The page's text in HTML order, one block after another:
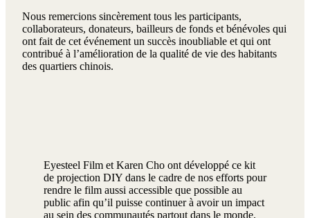
Nous remercions sincèrement tous les participants,
collaborateurs, donateurs, bailleurs de fonds et bénévoles qui
ont fait de cet événement un succès inoubliable et qui ont
contribué à l’amélioration de la qualité de vie des habitants
des quartiers chinois.
Eyesteel Film et Karen Cho ont développé ce kit
de projection DIY dans le cadre de nos efforts pour
rendre le film aussi accessible que possible au
public afin qu’il puisse continuer à avoir un impact
au sein des communautés partout dans le monde.